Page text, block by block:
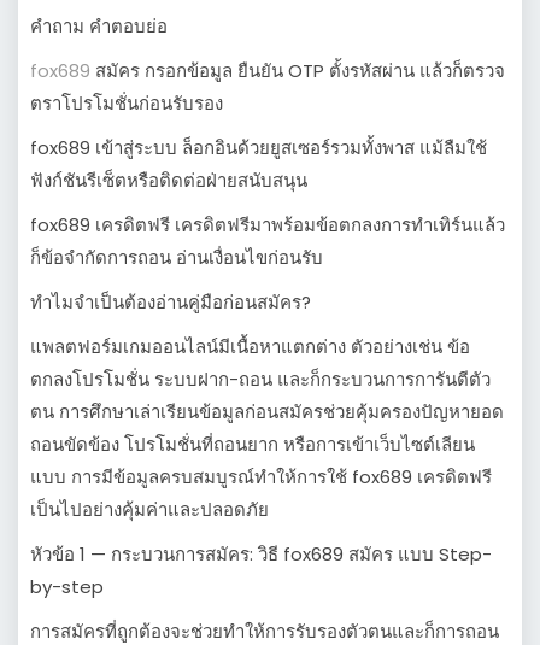
คำถาม คำตอบย่อ
fox689 สมัคร กรอกข้อมูล ยืนยัน OTP ตั้งรหัสผ่าน แล้วก็ตรวจ
ตราโปรโมชั่นก่อนรับรอง
fox689 เข้าสู่ระบบ ล็อกอินด้วยยูสเซอร์รวมทั้งพาส แม้ลืมใช้
ฟังก์ชันรีเซ็ตหรือติดต่อฝ่ายสนับสนุน
fox689 เครดิตฟรี เครดิตฟรีมาพร้อมข้อตกลงการทำเทิร์นแล้ว
ก็ข้อจำกัดการถอน อ่านเงื่อนไขก่อนรับ
ทำไมจำเป็นต้องอ่านคู่มือก่อนสมัคร?
แพลตฟอร์มเกมออนไลน์มีเนื้อหาแตกต่าง ตัวอย่างเช่น ข้อ
ตกลงโปรโมชั่น ระบบฝาก-ถอน และก็กระบวนการการันตีตัว
ตน การศึกษาเล่าเรียนข้อมูลก่อนสมัครช่วยคุ้มครองปัญหายอด
ถอนขัดข้อง โปรโมชั่นที่ถอนยาก หรือการเข้าเว็บไซต์เลียน
แบบ การมีข้อมูลครบสมบูรณ์ทำให้การใช้ fox689 เครดิตฟรี
เป็นไปอย่างคุ้มค่าและปลอดภัย
หัวข้อ 1 — กระบวนการสมัคร: วิธี fox689 สมัคร แบบ Step-
by-step
การสมัครที่ถูกต้องจะช่วยทำให้การรับรองตัวตนและก็การถอน